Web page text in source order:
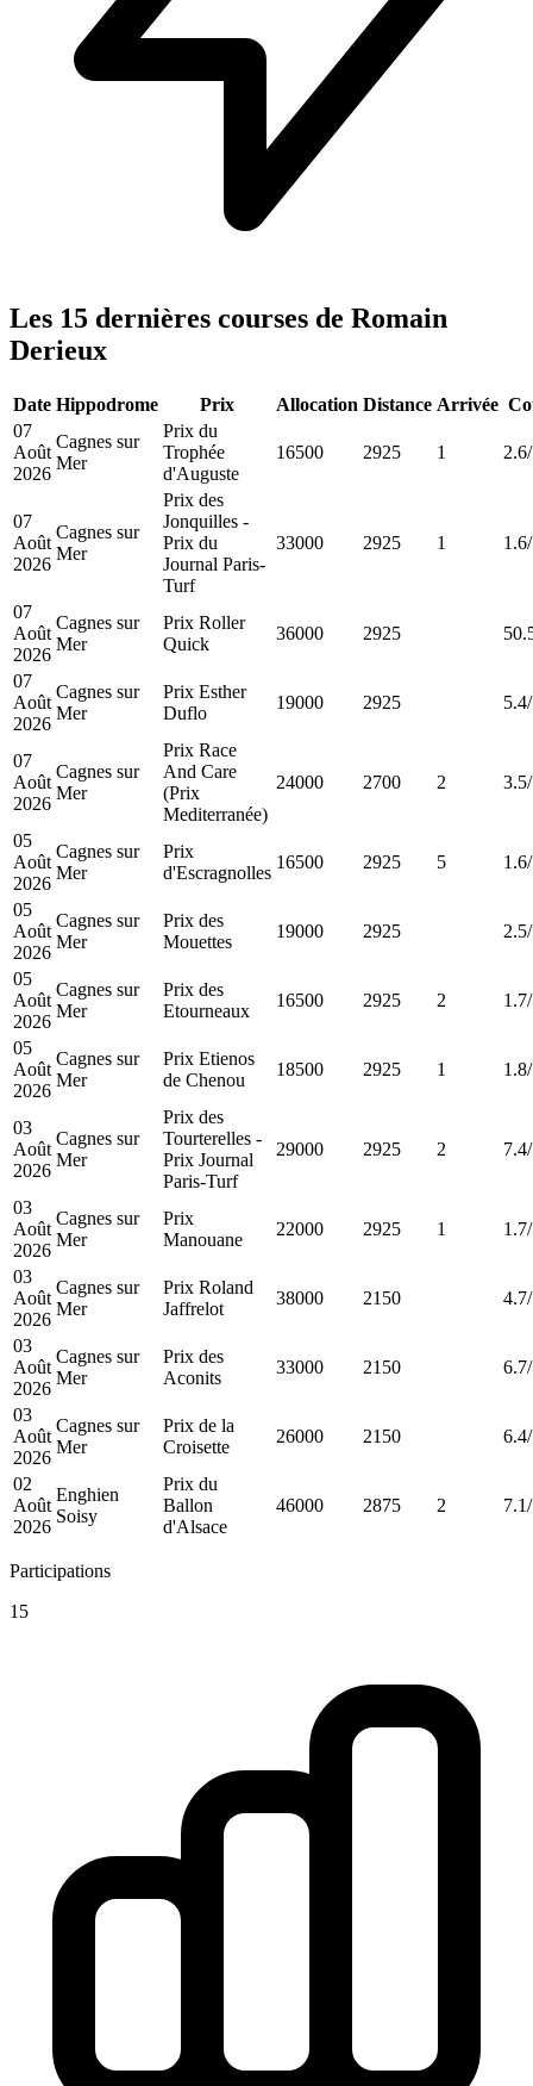
Les 15 dernières courses de Romain
Derieux
Date Hippodrome Prix Allocation Distance Arrivée
07
Août
2026
Cagnes sur
Mer
Prix du
Trophée
d'Auguste
16500 2925 1
07
Août
2026
Cagnes sur
Mer
Prix des
Jonquilles -
Prix du
Journal Paris-
Turf
33000 2925 1
07
Août
2026
Cagnes sur
Mer
Prix Roller
Quick
36000 2925
07
Août
2026
Cagnes sur
Mer
Prix Esther
Duflo
19000 2925
07
Août
2026
Cagnes sur
Mer
Prix Race
And Care
(Prix
Mediterranée)
24000 2700 2
05
Août
2026
Cagnes sur
Mer
Prix
d'Escragnolles
16500 2925 5
05
Août
2026
Cagnes sur
Mer
Prix des
Mouettes
19000 2925
05
Août
2026
Cagnes sur
Mer
Prix des
Etourneaux
16500 2925 2
05
Août
2026
Cagnes sur
Mer
Prix Etienos
de Chenou
18500 2925 1
03
Août
2026
Cagnes sur
Mer
Prix des
Tourterelles -
Prix Journal
Paris-Turf
29000 2925 2
03
Août
2026
Cagnes sur
Mer
Prix
Manouane
22000 2925 1
03
Août
2026
Cagnes sur
Mer
Prix Roland
Jaffrelot
38000 2150
03
Août
2026
Cagnes sur
Mer
Prix des
Aconits
33000 2150
03
Août
2026
Cagnes sur
Mer
Prix de la
Croisette
26000 2150
02
Août
2026
Enghien
Soisy
Prix du
Ballon
d'Alsace
46000 2875 2
Participations
15